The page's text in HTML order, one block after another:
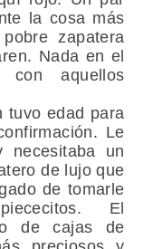
la cosa más
zapatera
Nada en el
con aquellos
tuvo edad para
Le
necesitaba un
de lujo que
de tomarle
El
de cajas de